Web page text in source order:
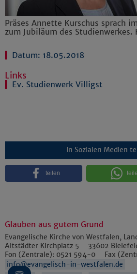
Präses Annette Kurschus sprach
zum Jubiläum des Studienwerkes.
Datum: 18.05.2018
Links
Ev. Studienwerk Villigst
In Sozialen Medien
teilen
Glauben aus gutem Grund
Evangelische Kirche von Westfalen,
Altstädter Kirchplatz 5
33602
Fon (Zentrale): 0521 594-0 Fax
info@evangelisch-in-westfalen.de